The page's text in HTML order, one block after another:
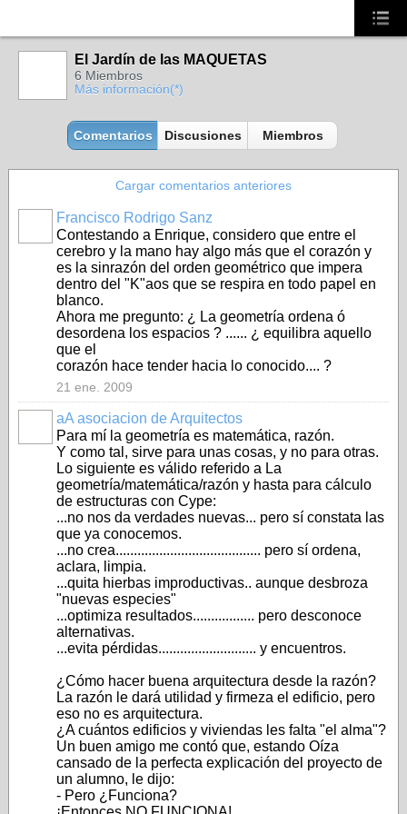
El Jardín de las MAQUETAS
6 Miembros
Más información(*)
Comentarios Discusiones Miembros
Cargar comentarios anteriores
Francisco Rodrigo Sanz
Contestando a Enrique, considero que entre el
cerebro y la mano hay algo más que el corazón y
es la sinrazón del orden geométrico que impera
dentro del "K"aos que se respira en todo papel en
blanco.
Ahora me pregunto: ¿ La geometría ordena ó
desordena los espacios ? ...... ¿ equilibra aquello
que el
corazón hace tender hacia lo conocido.... ?
21 ene. 2009
aA asociacion de Arquitectos
Para mí la geometría es matemática, razón.
Y como tal, sirve para unas cosas, y no para otras.
Lo siguiente es válido referido a La
geometría/matemática/razón y hasta para cálculo
de estructuras con Cype:
...no nos da verdades nuevas... pero sí constata las
que ya conocemos.
...no crea........................................ pero sí ordena,
aclara, limpia.
...quita hierbas improductivas.. aunque desbroza
"nuevas especies"
...optimiza resultados................. pero desconoce
alternativas.
...evita pérdidas........................... y encuentros.
¿Cómo hacer buena arquitectura desde la razón?
La razón le dará utilidad y firmeza el edificio, pero
eso no es arquitectura.
¿A cuántos edificios y viviendas les falta "el alma"?
Un buen amigo me contó que, estando Oíza
cansado de la perfecta explicación del proyecto de
un alumno, le dijo:
- Pero ¿Funciona?